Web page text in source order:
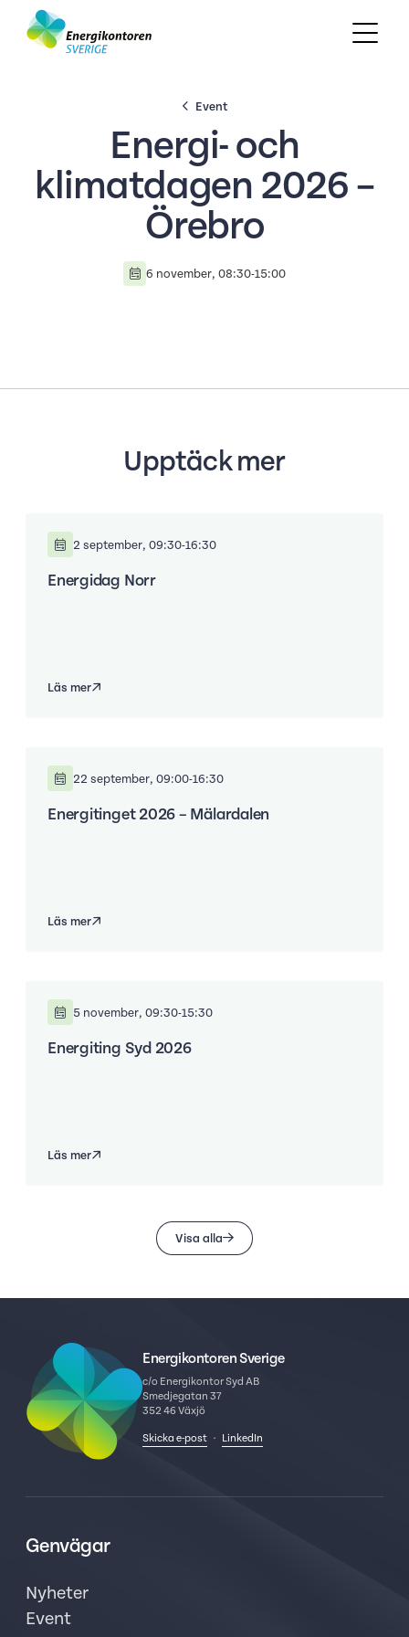
Event
Energi- och
klimatdagen 2026 –
Örebro
6 november, 08:30-15:00
Upptäck mer
2 september, 09:30-16:30
Energidag Norr
Läs mer
22 september, 09:00-16:30
Energitinget 2026 – Mälardalen
Läs mer
5 november, 09:30-15:30
Energiting Syd 2026
Läs mer
Visa alla
Energikontoren Sverige
c/o Energikontor Syd AB
Smedjegatan 37
352 46 Växjö
Skicka e-post · LinkedIn
Genvägar
Nyheter
Event